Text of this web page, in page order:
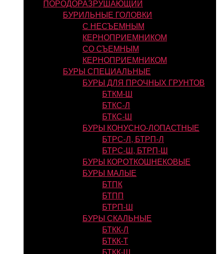
ПОРОДОРАЗРУШАЮЩИЙ
БУРИЛЬНЫЕ ГОЛОВКИ
С НЕСЪЕМНЫМ
КЕРНОПРИЕМНИКОМ
СО СЪЕМНЫМ
КЕРНОПРИЕМНИКОМ
БУРЫ СПЕЦИАЛЬНЫЕ
БУРЫ ДЛЯ ПРОЧНЫХ ГРУНТОВ
БТКМ-Ш
БТКС-Л
БТКС-Ш
БУРЫ КОНУСНО-ЛОПАСТНЫЕ
БТРС-Л, БТРП-Л
БТРС-Ш, БТРП-Ш
БУРЫ КОРОТКОШНЕКОВЫЕ
БУРЫ МАЛЫЕ
БТПК
БТПП
БТРП-Ш
БУРЫ СКАЛЬНЫЕ
БТКК-Л
БТКК-Т